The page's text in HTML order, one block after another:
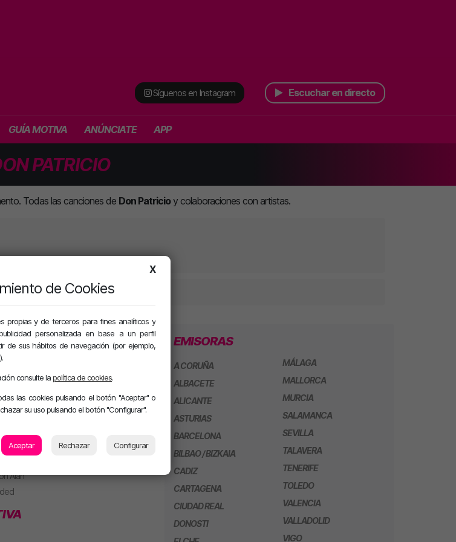
Síguenos en Instagram Escuchar en directo
GUÍA MOTIVA ANÚNCIATE APP
PATRICIO
Todas las canciones de Don Patricioy colaboraciones con artistas.
Alan
SECCIONES
Concursos
EMPRESAS
Anúnciate en la radio
EMISORAS
A CORUÑA
ALBACETE
ALICANTE
ASTURIAS
BARCELONA
BILBAO / BIZKAIA
CADIZ
CARTAGENA
CIUDAD REAL
DONOSTI
MÁLAGA
MALLORCA
MURCIA
SALAMANCA
SEVILLA
TALAVERA
TENERIFE
TOLEDO
VALENCIA
VALLADOLID
VIGO
X
de Cookies
propias y de terceros para fines analíticos y
personalizada en base a un perfil
de sus hábitos de navegación (por ejemplo,
consulte lapolítica de cookies.
las cookies pulsando el botón "Aceptar" o
su uso pulsando el botón "Configurar".
Aceptar Rechazar Configurar